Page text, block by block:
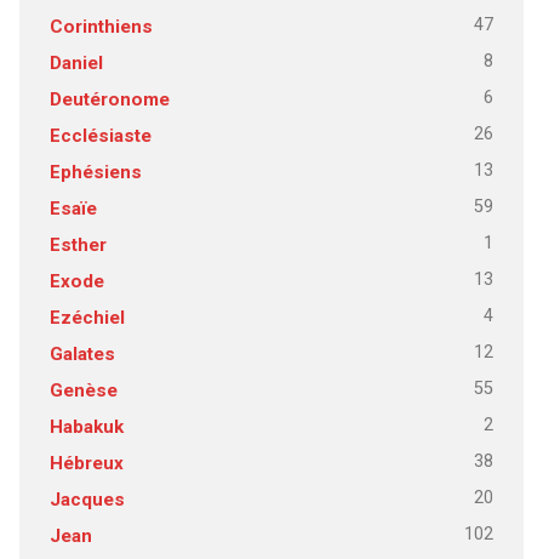
Corinthiens
47
Daniel 8
Deutéronome 6
Ecclésiaste 26
Ephésiens 13
Esaïe 59
Esther 1
Exode 13
Ezéchiel 4
Galates 12
Genèse 55
Habakuk 2
Hébreux 38
Jacques 20
Jean 102